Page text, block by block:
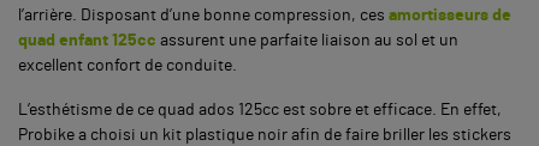
l’arrière. Disposant d’une bonne compression, ces amortisseurs de
quad enfant 125cc assurent une parfaite liaison au sol et un
excellent confort de conduite.
L’esthétisme de ce quad ados 125cc est sobre et efficace. En effet,
Probike a choisi un kit plastique noir afin de faire briller les stickers